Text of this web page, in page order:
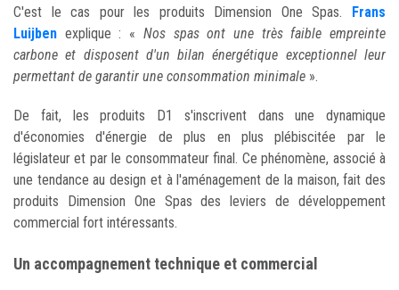
C'est le cas pour les produits Dimension One Spas. Frans
Luijben explique : « Nos spas ont une très faible empreinte
carbone et disposent d'un bilan énergétique exceptionnel leur
permettant de garantir une consommation minimale ».
De fait, les produits D1 s'inscrivent dans une dynamique
d'économies d'énergie de plus en plus plébiscitée par le
législateur et par le consommateur final. Ce phénomène, associé à
une tendance au design et à l'aménagement de la maison, fait des
produits Dimension One Spas des leviers de développement
commercial fort intéressants.
Un accompagnement technique et commercial